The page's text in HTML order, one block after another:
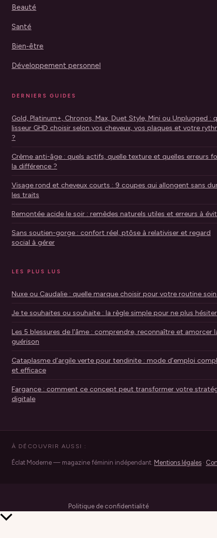
Beauté
Santé
Bien-être
Développement personnel
DERNIERS GUIDES
Gold, Platinum+, Chronos, Max, Duet Style, Mini ou Unplugged :
lisseur GHD choisir selon vos cheveux, vos plaques et votre
?
Crème anti-âge : quels actifs, quelle texture et quelles erreurs
la différence ?
Visage rond et cheveux courts : 9 coupes qui allongent sans
les traits
Remontée acide le soir : remèdes naturels utiles et erreurs à
Sans soutien-gorge : confort réel, ptôse à relativiser et regard
social à gérer
LES PLUS LUS
Nuxe ou Caudalie : quelle marque choisir pour votre routine
Je te souhaites ou souhaite : la règle simple pour ne plus hésiter
Les 5 blessures de l'âme : comprendre, reconnaître et amorcer
guérison
Cataplasme d’argile verte pour tendinite : mode d’emploi
et efficace
Fargance : comment ce concept peut transformer votre
digitale
À DÉCOUVRIR AUSSI :
Éclat Moderne — magazine féminin indépendant. Mentions légales ·
Politique de confidentialité